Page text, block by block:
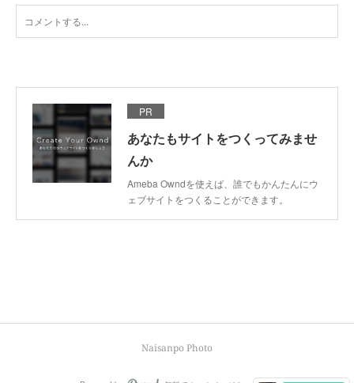
PR
あなたもサイトをつくってみませ
んか
Ameba Owndを使えば、誰でもかんたんにウ
ェブサイトをつくることができます。
Naisanpo Photo